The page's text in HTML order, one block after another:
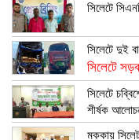
সিলেটে
সিলেটে দুই
সিলেটে
সিলেটে
শীর্ষক
মক্কায়